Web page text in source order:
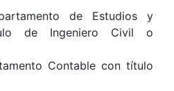
de Estudios y
de Ingeniero Civil o
Contable con título